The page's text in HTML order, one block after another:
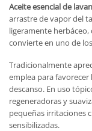
Aceite esencial de
arrastre de vapor del
ligeramente
convierte en uno de
Tradicionalmente
emplea para favorecer
descanso. En uso
regeneradoras y
pequeñas irritaciones
sensibilizadas.